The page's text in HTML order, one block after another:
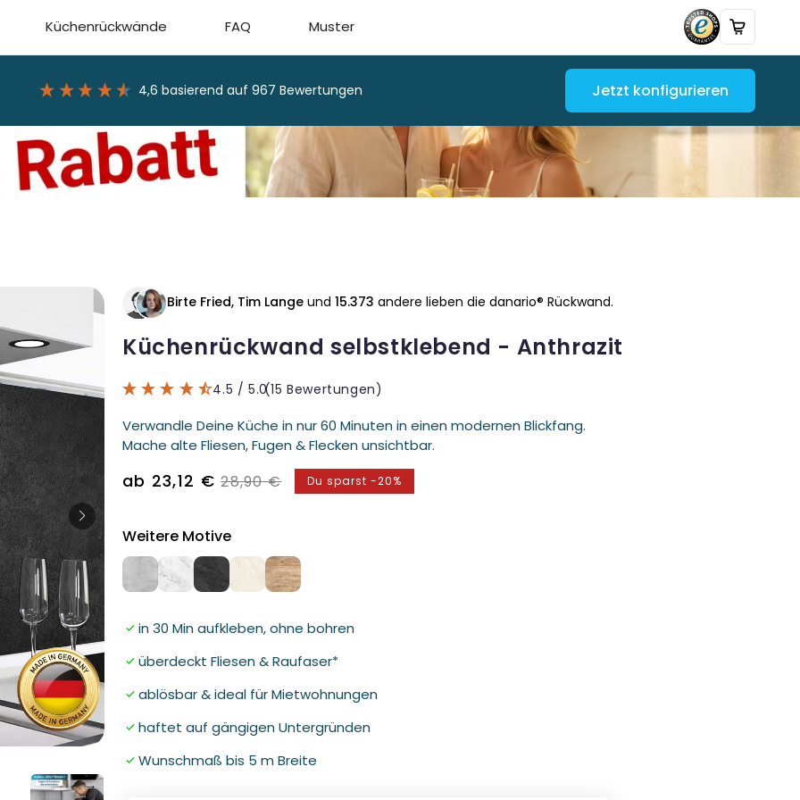
Küchenrückwände FAQ Muster
4,6 basierend auf967 Bewertungen Jetzt konfigurieren
in
Modal
Birte Fried, Tim Langeund 15.373 andere lieben die danario® Rückwand.
Küchenrückwand selbstklebend - Anthrazit
4.5 / 5.0(15 Bewertungen)
Verwandle Deine Küche in nur 60 Minuten in einen modernen Blickfang.
Mache alte Fliesen, Fugen & Flecken unsichtbar.
Verkaufspreis
ab 23,12 € Normaler
28,90 € Du sparst -20%
Weitere Motive
in 30 Min aufkleben, ohne bohren
überdeckt Fliesen & Raufaser*
ablösbar & ideal für Mietwohnungen
haftet auf gängigen Untergründen
Wunschmaß bis 5 m Breite